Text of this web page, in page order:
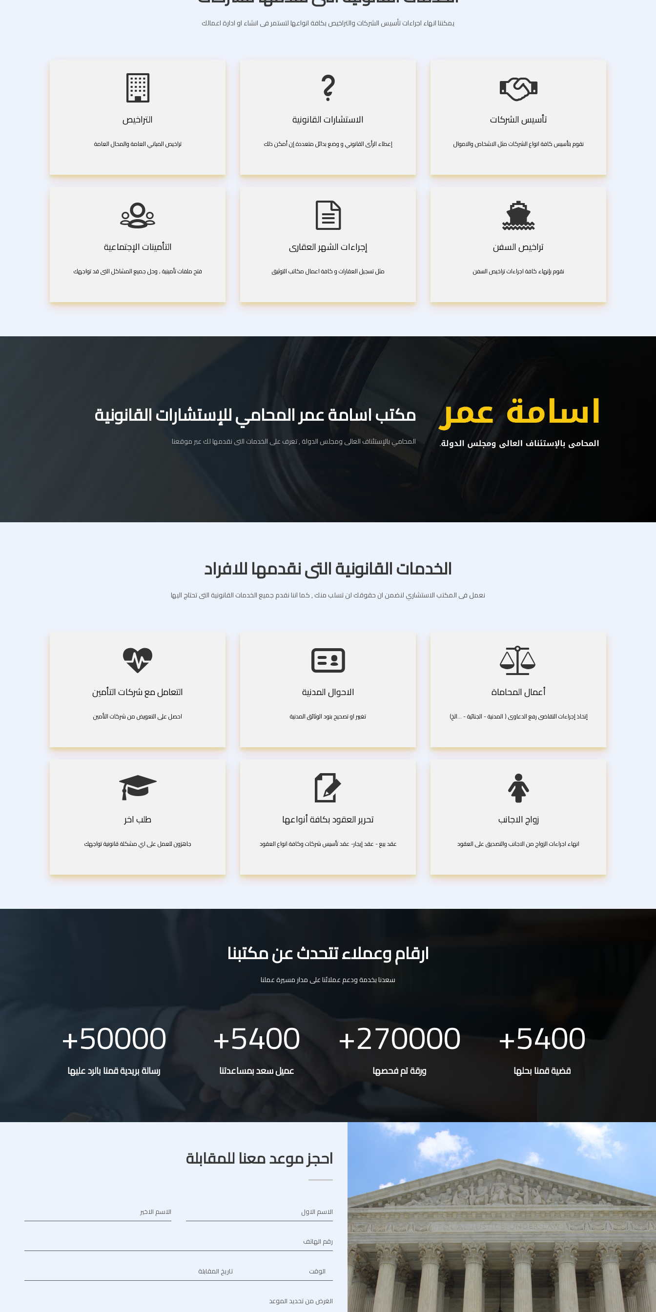
يمكننا انهاء اجراءات تأسيس الشركات والتراخيص بكافة انواعها لتستمر فى انشاء او ادارة اعمالك
تأسيس الشركات
نقوم بتأسيس كافة انواع الشركات مثل الاشخاص والاموال
الاستشارات القانونية
إعطاء الرأى القانوني و وضع بدائل متعددة إن أمكن ذلك
التراخيص
تراخيص المباني العامة والمحال العامة
تراخيص السفن
نقوم بإنهاء كافة اجراءات تراخيص السفن
إجراءات الشهر العقارى
مثل تسجيل العقارات و كافة اعمال مكاتب التوثيق
التأمينات الإجتماعية
فتح ملفات تأمينية , وحل جميع المشاكل التى قد تواجهك
مكتب اسامة عمر المحامي للإستشارات القانونية
المحامي بالإستئناف العالى ومجلس الدولة , تعرف على الخدمات التى نقدمها لك عبر موقعنا
الخدمات القانونية التى نقدمها للافراد
نعمل فى المكتب الاستشاري لنضمن ان حقوقك لن تسلب منك , كما اننا نقدم جميع الخدمات القانونية التى تحتاج اليها
أعمال المحاماة
إتخاذ إجراءات التقاضى رفع الدعاوى ( المدنية - الجنائية - ...الخ)
الاحوال المدنية
تغيير او تصحيح بنود الوثائق المدنية
التعامل مع شركات التأمين
احصل على التعويض من شركات التأمين
زواج الاجانب
انهاء اجراءات الزواج من الاجانب والتصديق على العقود
تحرير العقود بكافة أنواعها
عقد بيع - عقد إيجار- عقد تأسيس شركات وكافة انواع العقود
طلب اخر
جاهزون للعمل على اي مشكلة قانونية تواجهك
ارقام وعملاء تتحدث عن مكتبنا
سعدنا بخدمة ودعم عملائنا على مدار مسيرة عملنا
5400
قضية قمنا بحلها
270000
ورقة تم فحصها
5400
عميل سعد بمساعدتنا
50000
رسالة بريدية قمنا بالرد عليها
احجز موعد معنا للمقابلة
الاسم الاول الاسم الاخير
رقم الهاتف
تاريخ المقابلة الوقت
الغرض من تحديد الموعد